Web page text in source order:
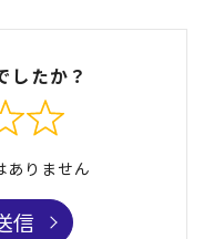
したか？
ありません
信